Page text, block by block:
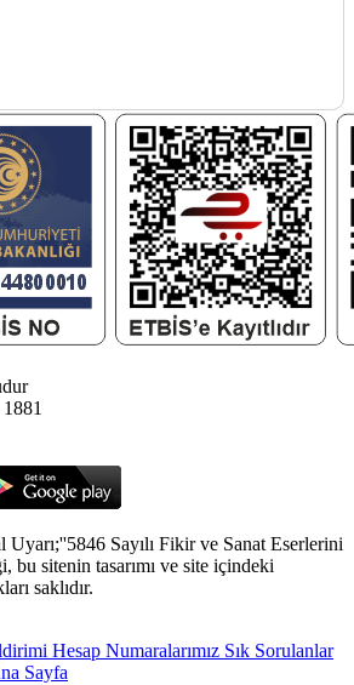
Sayılı Fikir ve Sanat Eserlerini
bu sitenin tasarımı ve site içindeki
saklıdır.
Hesap Numaralarımız Sık Sorulanlar
Sayfa